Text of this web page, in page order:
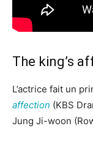
The king’s
L’actrice fait un
affection (KBS
Jung Ji-woon